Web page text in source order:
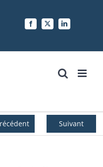
Facebook
X LinkedIn
Suivant